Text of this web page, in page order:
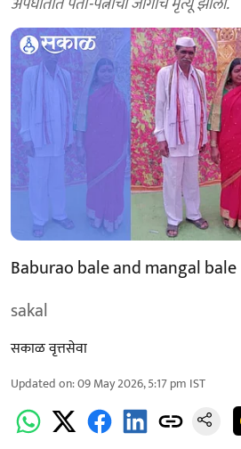
Baburao bale and mangal bale
sakal
सकाळ वृत्तसेवा
Updated on:09 May 2026, 5:17 pm IST